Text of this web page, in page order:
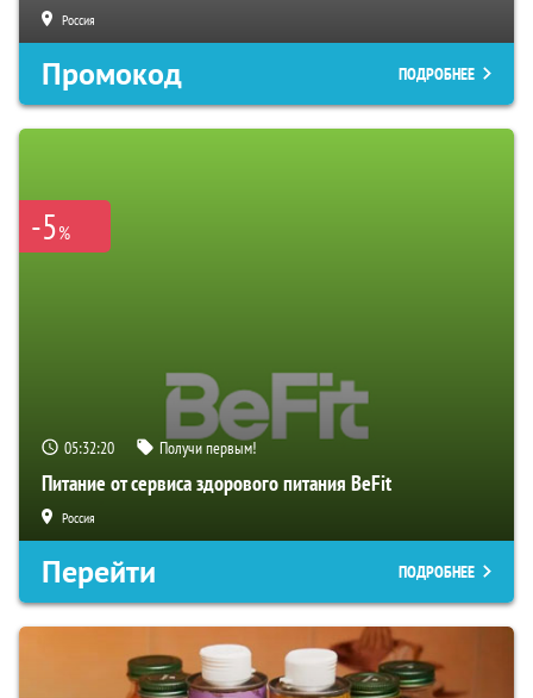
Россия
Промокод ПОДРОБНЕЕ
-5%
05:32:19 Получи первым!
Питание от сервиса здорового питания BeFit
Россия
Перейти ПОДРОБНЕЕ